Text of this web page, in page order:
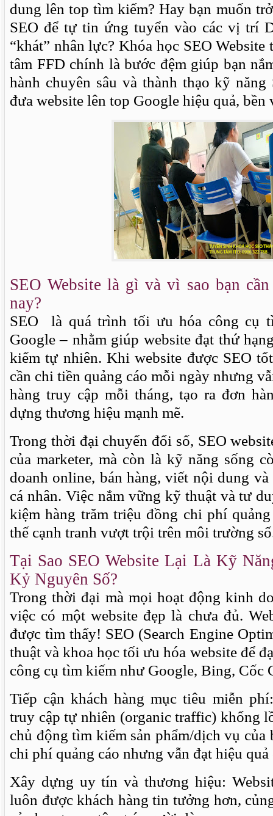
dung lên top tìm kiếm? Hay bạn muốn
SEO để tự tin ứng tuyển vào các vị trí
“khát” nhân lực? Khóa học SEO
tâm FFD chính là bước đệm giúp bạn
hành chuyên sâu và thành thạo kỹ
đưa website lên top Google hiệu quả, bền
SEO Website là gì và vì sao bạn
nay?
SEO
là quá trình tối ưu hóa công cụ
Google – nhằm giúp website đạt thứ
kiếm tự nhiên. Khi website được SEO
cần chi tiền quảng cáo mỗi ngày nhưng
hàng truy cập mỗi tháng, tạo ra đơn
dựng thương hiệu mạnh mẽ.
Trong thời đại chuyển đổi số, SEO
của marketer, mà còn là kỹ năng sống
doanh online, bán hàng, viết nội dung
cá nhân. Việc nắm vững kỹ thuật và tư
kiệm hàng trăm triệu đồng chi phí
thế cạnh tranh vượt trội trên môi trường
Tại Sao SEO Website Lại Là Kỹ
Kỷ Nguyên Số?
Trong thời đại mà mọi hoạt động kinh
việc có một website đẹp là chưa đủ.
được tìm thấy! SEO (Search Engine
thuật và khoa học tối ưu hóa website để
công cụ tìm kiếm như Google, Bing, Cốc
Tiếp cận khách hàng mục tiêu miễn
truy cập tự nhiên (organic traffic) khổng
chủ động tìm kiếm sản phẩm/dịch vụ của
chi phí quảng cáo nhưng vẫn đạt hiệu quả
Xây dựng uy tín và thương hiệu:
luôn được khách hàng tin tưởng hơn,